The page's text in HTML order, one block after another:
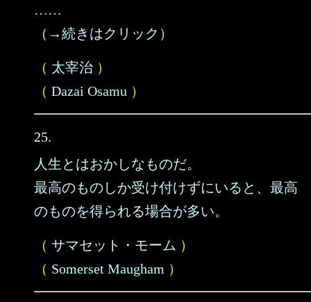
……
（→続きはクリック）
（ 太宰治 ）
（ Dazai Osamu ）
25.
人生とはおかしなものだ。
最高のものしか受け付けずにいると、最高
のものを得られる場合が多い。
（ サマセット・モーム ）
（ Somerset Maugham ）